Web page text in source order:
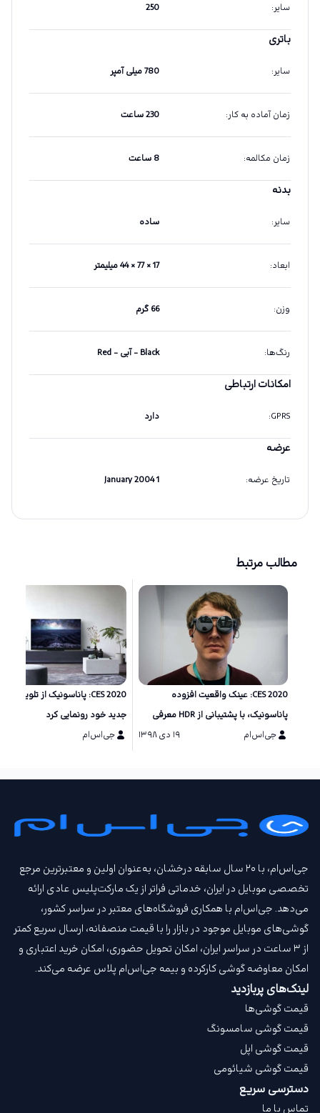
سایر:
250
باتری
سایر: 780 میلی آمپر
زمان آماده به کار: 230 ساعت
زمان مکالمه: 8 ساعت
بدنه
سایر: ساده
ابعاد: 17 × 77 × 44 میلیمتر
وزن: 66 گرم
رنگ‌ها: Black - آبی - Red
امکانات ارتباطی
GPRS
: دارد
عرضه
تاریخ عرضه:
1 January 2004
مطالب مرتبط
CES 2020: عینک واقعیت افزوده
پاناسونیک، با پشتیبانی از HDR معرفی
شدجی‌اس‌ام ۱۹ دی ۱۳۹۸
جدید خود رونمایی کرد
جی‌اس‌ام
جی‌اس‌ام، با ۲۰ سال سابقه درخشان، به‌عنوان اولین و معتبرترین مرجع
تخصصی موبایل در ایران، خدماتی فراتر از یک مارکت‌پلیس عادی ارائه
می‌دهد. جی‌اس‌ام با همکاری فروشگاه‌های معتبر در سراسر کشور،
گوشی‌های موبایل موجود در بازار را با قیمت‌ منصفانه، ارسال سریع کمتر
از ۳ ساعت در سراسر ایران، امکان تحویل حضوری، امکان خرید اعتباری و
امکان معاوضه گوشی کارکرده و بیمه جی‌اس‌ام‌ پلاس عرضه می‌کند.
لینک‌های پربازدید
قیمت گوشی‌ها
قیمت گوشی سامسونگ
قیمت گوشی اپل
قیمت گوشی شیائومی
دسترسی سریع
تماس با ما